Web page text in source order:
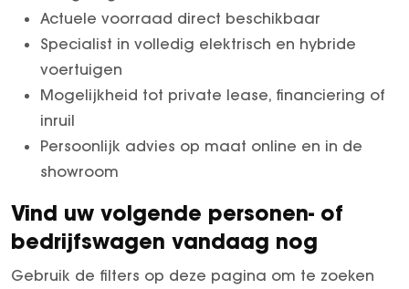
Actuele voorraad direct beschikbaar
Specialist in volledig elektrisch en hybride
voertuigen
Mogelijkheid tot private lease, financiering of
inruil
Persoonlijk advies op maat online en in de
showroom
Vind uw volgende personen- of
bedrijfswagen vandaag nog
Gebruik de filters op deze pagina om te zoeken